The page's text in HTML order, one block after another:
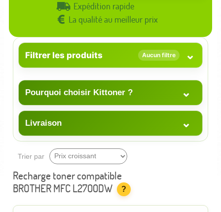
Expédition rapide
La qualité au meilleur prix
Filtrer les produits Aucun filtre ⌄
Pourquoi choisir Kittoner ? ⌄
Livraison ⌄
Trier par
Recharge toner compatible
BROTHER MFC L2700DW
?